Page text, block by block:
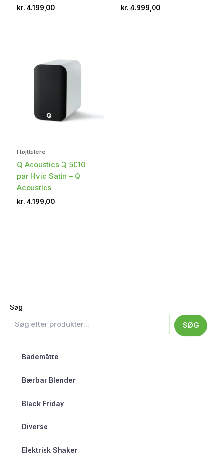
Søg
SØG
Bademåtte
Bærbar Blender
Black Friday
Diverse
Elektrisk Shaker
kr. 4.199,00 kr. 4.999,00
Højttalere
Q Acoustics Q 5010
par Hvid Satin – Q
Acoustics
kr. 4.199,00